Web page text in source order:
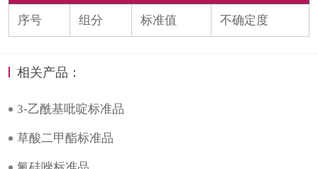
序号 组分 标准值 不确定度
相关产品：
3-乙酰基吡啶标准品
草酸二甲酯标准品